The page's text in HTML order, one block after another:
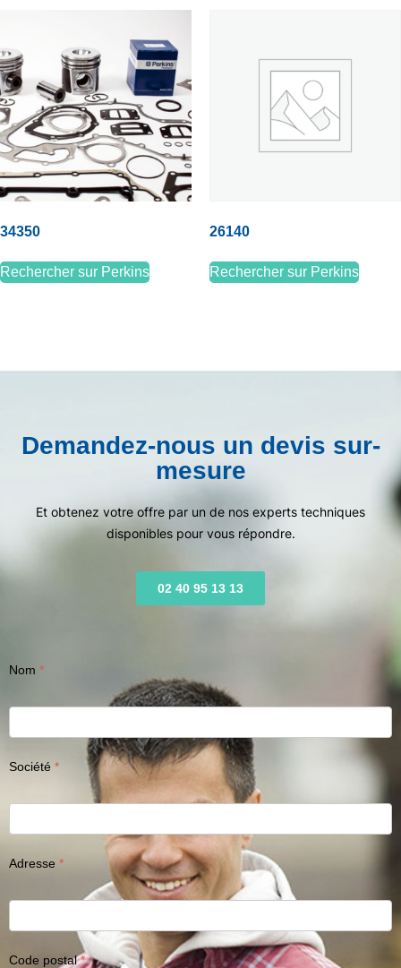
34350
Rechercher sur Perkins
26140
Rechercher sur Perkins
Demandez-nous un devis sur-
mesure
Et obtenez votre offre par un de nos experts techniques
disponibles pour vous répondre.
02 40 95 13 13
Nom
Société
Adresse
Code postal